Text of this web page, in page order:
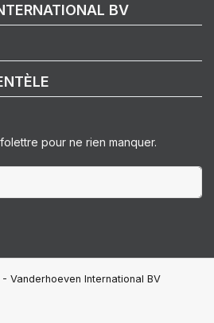
BV
pour ne rien manquer.
Vanderhoeven International BV